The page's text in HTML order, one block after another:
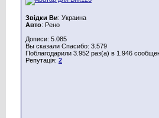
Звідки Ви: Украина
Авто: Рено
Дописи: 5.085
Вы сказали Спасибо: 3.579
Поблагодарили 3.952 раз(а) в 1.946
Репутація: 2